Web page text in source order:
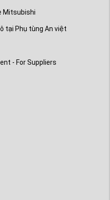
Mitsubishi
tại Phụ tùng An việt
- For Suppliers